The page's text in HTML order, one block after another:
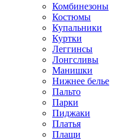
Комбинезоны
Костюмы
Купальники
Куртки
Леггинсы
Лонгсливы
Манишки
Нижнее белье
Пальто
Парки
Пиджаки
Платья
Плащи